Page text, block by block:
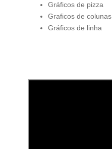
Gráficos de pizza
Graficos de colunas
Gráficos de linha